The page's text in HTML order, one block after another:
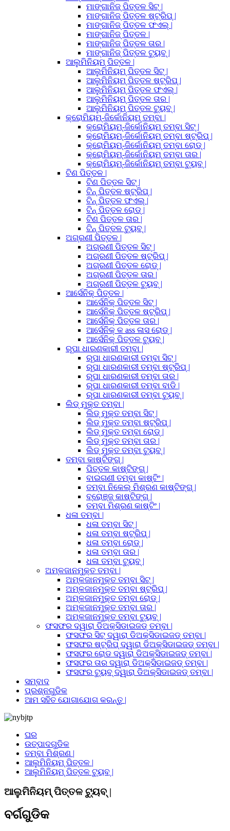
ମାଙ୍ଗାନିଜ୍ ପିତ୍ତଳ ସିଟ୍ |
ମାଙ୍ଗାନିଜ୍ ପିତ୍ତଳ ଷ୍ଟ୍ରିପ୍ |
ମାଙ୍ଗାନିଜ୍ ପିତ୍ତଳ ଫଏଲ୍ |
ମାଙ୍ଗାନିଜ୍ ପିତ୍ତଳ |
ମାଙ୍ଗାନିଜ୍ ପିତ୍ତଳ ତାର |
ମାଙ୍ଗାନିଜ୍ ପିତ୍ତଳ ଟ୍ୟୁବ୍ |
ଆଲୁମିନିୟମ୍ ପିତ୍ତଳ |
ଆଲୁମିନିୟମ୍ ପିତ୍ତଳ ସିଟ୍ |
ଆଲୁମିନିୟମ୍ ପିତ୍ତଳ ଷ୍ଟ୍ରିପ୍ |
ଆଲୁମିନିୟମ୍ ପିତ୍ତଳ ଫଏଲ୍ |
ଆଲୁମିନିୟମ୍ ପିତ୍ତଳ ତାର |
ଆଲୁମିନିୟମ୍ ପିତ୍ତଳ ଟ୍ୟୁବ୍ |
କ୍ରୋମିୟମ୍-ଜିର୍କୋନିୟମ୍ ତମ୍ବା |
କ୍ରୋମିୟମ୍-ଜିର୍କୋନିୟମ୍ ତମ୍ବା ସିଟ୍ |
କ୍ରୋମିୟମ୍-ଜିର୍କୋନିୟମ୍ ତମ୍ବା ଷ୍ଟ୍ରିପ୍ |
କ୍ରୋମିୟମ୍-ଜିର୍କୋନିୟମ୍ ତମ୍ବା ରୋଡ୍ |
କ୍ରୋମିୟମ୍-ଜିର୍କୋନିୟମ୍ ତମ୍ବା ତାର |
କ୍ରୋମିୟମ୍-ଜିର୍କୋନିୟମ୍ ତମ୍ବା ଟ୍ୟୁବ୍ |
ଟିଣ ପିତ୍ତଳ |
ଟିଣ ପିତ୍ତଳ ସିଟ୍ |
ଟିନ୍ ପିତ୍ତଳ ଷ୍ଟ୍ରିପ୍ |
ଟିନ୍ ପିତ୍ତଳ ଫଏଲ୍ |
ଟିନ୍ ପିତ୍ତଳ ରୋଡ୍ |
ଟିଣ ପିତ୍ତଳ ତାର |
ଟିନ୍ ପିତ୍ତଳ ଟ୍ୟୁବ୍ |
ଅଗ୍ରଣୀ ପିତ୍ତଳ |
ଅଗ୍ରଣୀ ପିତ୍ତଳ ସିଟ୍ |
ଅଗ୍ରଣୀ ପିତ୍ତଳ ଷ୍ଟ୍ରିପ୍ |
ଅଗ୍ରଣୀ ପିତ୍ତଳ ରୋଡ୍ |
ଅଗ୍ରଣୀ ପିତ୍ତଳ ତାର |
ଅଗ୍ରଣୀ ପିତ୍ତଳ ଟ୍ୟୁବ୍ |
ଆର୍ସେନିକ୍ ପିତ୍ତଳ |
ଆର୍ସେନିକ୍ ପିତ୍ତଳ ସିଟ୍ |
ଆର୍ସେନିକ୍ ପିତ୍ତଳ ଷ୍ଟ୍ରିପ୍ |
ଆର୍ସେନିକ୍ ପିତ୍ତଳ ତାର |
ଆର୍ସେନିକ୍ କ ass ଳାସ ରୋଡ୍ |
ଆର୍ସେନିକ୍ ପିତ୍ତଳ ଟ୍ୟୁବ୍ |
ରୂପା ଧାରଣକାରୀ ତମ୍ବା |
ରୂପା ଧାରଣକାରୀ ତମ୍ବା ସିଟ୍ |
ରୂପା ଧାରଣକାରୀ ତମ୍ବା ଷ୍ଟ୍ରିପ୍ |
ରୂପା ଧାରଣକାରୀ ତମ୍ବା ତାର |
ରୂପା ଧାରଣକାରୀ ତମ୍ବା ବାଡି |
ରୂପା ଧାରଣକାରୀ ତମ୍ବା ଟ୍ୟୁବ୍ |
ଲିଡ୍ ମୁକ୍ତ ତମ୍ବା |
ଲିଡ୍ ମୁକ୍ତ ତମ୍ବା ସିଟ୍ |
ଲିଡ୍ ମୁକ୍ତ ତମ୍ବା ଷ୍ଟ୍ରିପ୍ |
ଲିଡ୍ ମୁକ୍ତ ତମ୍ବା ରୋଡ୍ |
ଲିଡ୍ ମୁକ୍ତ ତମ୍ବା ତାର |
ଲିଡ୍ ମୁକ୍ତ ତମ୍ବା ଟ୍ୟୁବ୍ |
ତମ୍ବା କାଷ୍ଟିଙ୍ଗ୍ |
ପିତ୍ତଳ କାଷ୍ଟିଙ୍ଗ୍ |
ବାଇଗଣୀ ତମ୍ବା କାଷ୍ଟିଂ |
ତମ୍ବା ନିକେଲ୍ ମିଶ୍ରଣ କାଷ୍ଟିଙ୍ଗ୍ |
ବ୍ରୋଞ୍ଜ୍ କାଷ୍ଟିଙ୍ଗ୍ |
ତମ୍ବା ମିଶ୍ରଣ କାଷ୍ଟିଂ |
ଧଳା ତମ୍ବା |
ଧଳା ତମ୍ବା ସିଟ୍ |
ଧଳା ତମ୍ବା ଷ୍ଟ୍ରିପ୍ |
ଧଳା ତମ୍ବା ରୋଡ୍ |
ଧଳା ତମ୍ବା ତାର |
ଧଳା ତମ୍ବା ଟ୍ୟୁବ୍ |
ଅମ୍ଳଜାନମୁକ୍ତ ତମ୍ବା |
ଅମ୍ଳଜାନମୁକ୍ତ ତମ୍ବା ସିଟ୍ |
ଅମ୍ଳଜାନମୁକ୍ତ ତମ୍ବା ଷ୍ଟ୍ରିପ୍ |
ଅମ୍ଳଜାନମୁକ୍ତ ତମ୍ବା ରୋଡ୍ |
ଅମ୍ଳଜାନମୁକ୍ତ ତମ୍ବା ତାର |
ଅମ୍ଳଜାନମୁକ୍ତ ତମ୍ବା ଟ୍ୟୁବ୍ |
ଫସଫର ଦ୍ୱାରା ଡିଅକ୍ସିଡାଇଜଡ୍ ତମ୍ବା |
ଫସଫର ସିଟ୍ ଦ୍ୱାରା ଡିଅକ୍ସିଡାଇଜଡ୍ ତମ୍ବା |
ଫସଫର ଷ୍ଟ୍ରିପ୍ ଦ୍ୱାରା ଡିଅକ୍ସିଡାଇଜଡ୍ ତମ୍ବା |
ଫସଫର ରୋଡ ଦ୍ୱାରା ଡିଅକ୍ସିଡାଇଜଡ୍ ତମ୍ବା |
ଫସଫର ତାର ଦ୍ୱାରା ଡିଅକ୍ସିଡାଇଜଡ୍ ତମ୍ବା |
ଫସଫର ଟ୍ୟୁବ୍ ଦ୍ୱାରା ଡିଅକ୍ସିଡାଇଜଡ୍ ତମ୍ବା |
ସମ୍ବାଦ
ପ୍ରଶ୍ନଗୁଡିକ
ଆମ ସହିତ ଯୋଗାଯୋଗ କରନ୍ତୁ |
ଘର
ଉତ୍ପାଦଗୁଡିକ
ତମ୍ବା ମିଶ୍ରଣ |
ଆଲୁମିନିୟମ୍ ପିତ୍ତଳ |
ଆଲୁମିନିୟମ୍ ପିତ୍ତଳ ଟ୍ୟୁବ୍ |
ଆଲୁମିନିୟମ୍ ପିତ୍ତଳ ଟ୍ୟୁବ୍ |
ବର୍ଗଗୁଡିକ